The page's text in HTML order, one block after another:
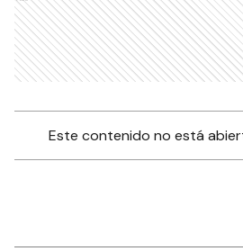
Este contenido no está